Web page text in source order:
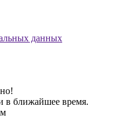
данных
в ближайшее время.